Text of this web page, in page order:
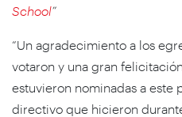
School”
“Un agradecimiento a los
votaron y una gran
estuvieron nominadas a
directivo que hicieron